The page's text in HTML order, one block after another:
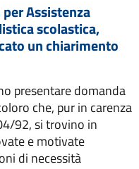
Assistenza
scolastica,
un chiarimento
presentare domanda
che, pur in carenza
92, si trovino in
e motivate
di necessità